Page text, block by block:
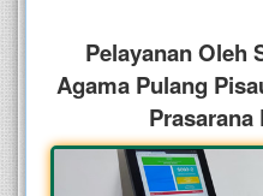
Pelayanan Oleh
Agama Pulang
Prasarana